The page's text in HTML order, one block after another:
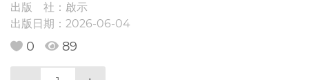
出版 社： 啟示
出版日期： 2026-06-04
0 89